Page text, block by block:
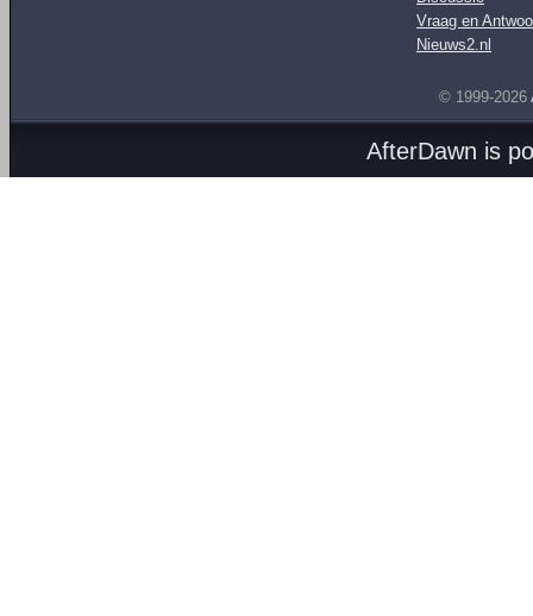
Vraag en
Nieuws2.nl
© 1999-2026
AfterDawn is